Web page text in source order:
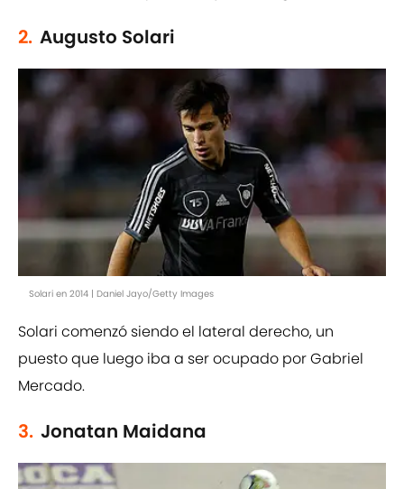
2. Augusto Solari
Solari en 2014 | Daniel Jayo/Getty Images
Solari comenzó siendo el lateral derecho, un
puesto que luego iba a ser ocupado por Gabriel
Mercado.
3. Jonatan Maidana